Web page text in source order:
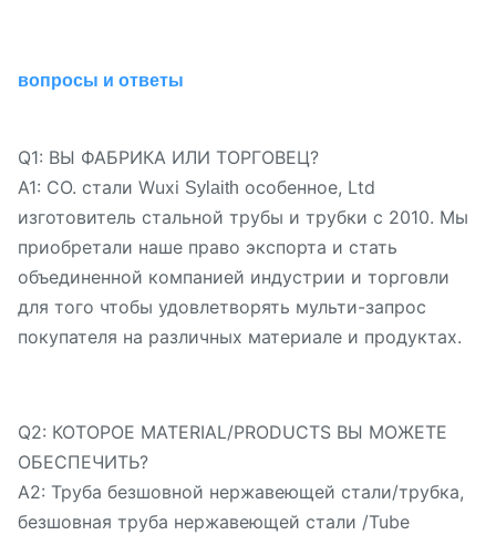
вопросы и ответы
Q1: ВЫ ФАБРИКА ИЛИ ТОРГОВЕЦ?
A1: CO. стали Wuxi Sylaith особенное, Ltd
изготовитель стальной трубы и трубки с 2010. Мы
приобретали наше право экспорта и стать
объединенной компанией индустрии и торговли
для того чтобы удовлетворять мульти-запрос
покупателя на различных материале и продуктах.
Q2: КОТОРОЕ MATERIAL/PRODUCTS ВЫ МОЖЕТЕ
ОБЕСПЕЧИТЬ?
A2: Труба безшовной нержавеющей стали/трубка,
безшовная труба нержавеющей стали /Tube